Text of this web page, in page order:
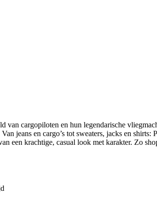
cargopiloten en hun legendarische
jeans en cargo’s tot sweaters, jacks en
een krachtige, casual look met karakter. Zo